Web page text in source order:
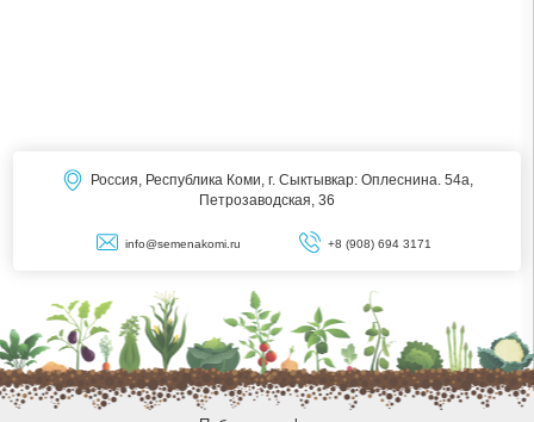
Россия, Республика Коми, г. Сыктывкар: Оплеснина. 54а,
Петрозаводская, 36
info@semenakomi.ru +8 (908) 694 3171